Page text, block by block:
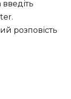
розповість